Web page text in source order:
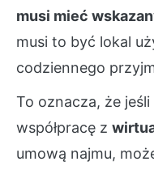
musi mieć
musi to być lokal
codziennego
To oznacza, że
współpracę z
umową najmu,